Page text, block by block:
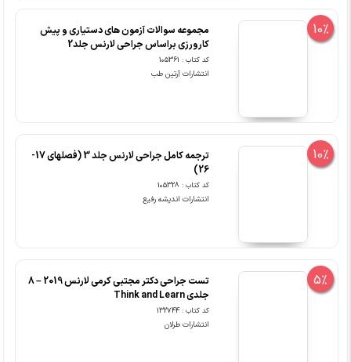
10%
مجموعه سوالات آزمون های دستیاری و پیش
کارورزی براساس جراحی لارنس جلد2
کد کتاب : 105361
انتشارات آرتین طب
10%
ترجمه کامل جراحی لارنس جلد 3 (فصلهای 17-
26)
کد کتاب : 105328
انتشارات اندیشه رفیع
5%
تست جراحی دکتر مجتبی کرمی لارنس 2019 – 8
جلدی Think and Learn
کد کتاب : 132744
انتشارات طرلان